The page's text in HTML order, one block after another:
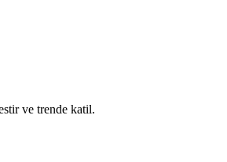
ve trende katil.